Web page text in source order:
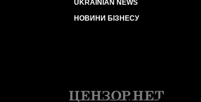
UKRAINIAN NEWS
НОВИНИ БІЗНЕСУ